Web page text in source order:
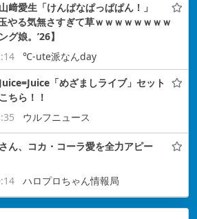
山﨑愛生「けんぱなぱっぱぱん！」
る気無さすぎて草ｗｗｗｗｗｗｗｗ
グ娘。’26】
℃-ute派なんday
「めざましライブ」セット
ちら！！
ウルフニュース
ん、コカ・コーラ愛を全力アピー
ハロプロちゃん情報局